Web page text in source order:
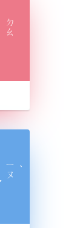
ㄉ
ㄠ
ㄧ
ㄡ ˋ